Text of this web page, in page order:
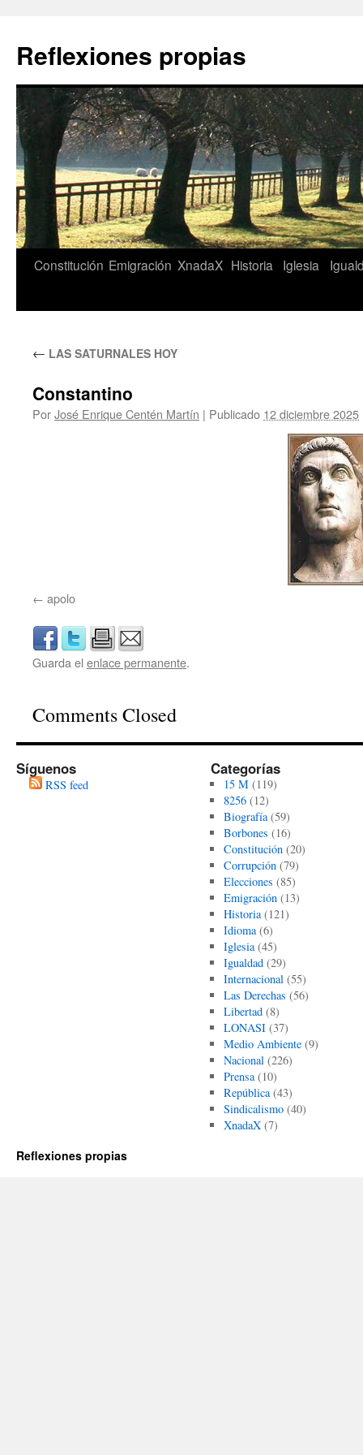
contenido
Reflexiones propias
Constitución Emigración XnadaX Historia Iglesia
← LAS SATURNALES HOY
Constantino
PorJosé Enrique Centén Martín | Publicado 12 diciembre 2025
apolo
Guarda el enlace permanente.
Comments Closed
Síguenos
RSS feed
Categorías
15 M(119)
8256(12)
Biografía(59)
Borbones (16)
Constitución(20)
Corrupción(79)
Elecciones (85)
Emigración(13)
Historia(121)
Idioma(6)
Iglesia(45)
Igualdad(29)
Internacional(55)
Las Derechas (56)
Libertad(8)
LONASI(37)
Medio Ambiente(9)
Nacional(226)
Prensa(10)
República(43)
Sindicalismo(40)
XnadaX(7)
Reflexiones propias